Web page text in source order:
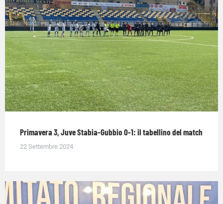
Primavera 3, Juve Stabia-Gubbio 0-1: il tabellino del match
22 Settembre 2024